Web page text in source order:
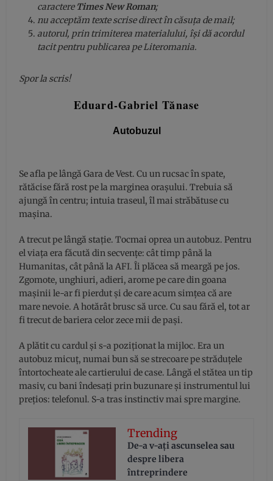
caractere Times New Roman;
nu acceptăm texte scrise direct în căsuța de mail;
autorul, prin trimiterea materialului, își dă acordul
tacit pentru publicarea pe Literomania.
Spor la scris!
Eduard-Gabriel Tănase
Autobuzul
Se afla pe lângă Gara de Vest. Cu un rucsac în spate,
rătăcise fără rost pe la marginea orașului. Trebuia să
ajungă în centru; intuia traseul, îl mai străbătuse cu
mașina.
A trecut pe lângă stație. Tocmai oprea un autobuz. Pentru
el viața era făcută din secvențe: cât timp până la
Humanitas, cât până la AFI. Îi plăcea să meargă pe jos.
Zgomote, unghiuri, adieri, arome pe care din goana
mașinii le-ar fi pierdut și de care acum simțea că are
mare nevoie. A hotărât brusc să urce. Cu sau fără el, tot ar
fi trecut de bariera celor zece mii de pași.
A plătit cu cardul și s-a poziționat la mijloc. Era un
autobuz micuț, numai bun să se strecoare pe străduțele
întortocheate ale cartierului de case. Lângă el stătea un tip
masiv, cu bani îndesați prin buzunare și instrumentul lui
prețios: telefonul. S-a tras instinctiv mai spre margine.
Trending
De-a v-aţi ascunselea sau
despre libera
întreprindere